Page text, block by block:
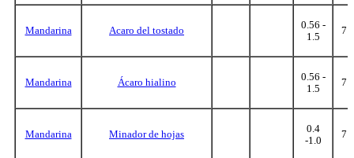
Mandarina Acaro del tostado
0.56 -
1.5
7
Mandarina Ácaro hialino
0.56 -
1.5
7
Mandarina Minador de hojas
0.4
-1.0
7